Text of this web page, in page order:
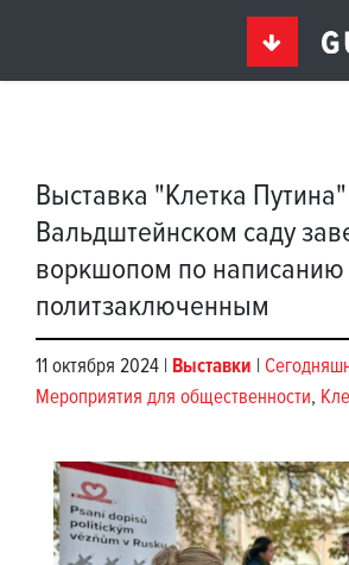
Выставка "Клетка
Вальдштейнском саду
воркшопом по
политзаключенным
11 октября 2024 | Выставки |
Мероприятия для общественности,